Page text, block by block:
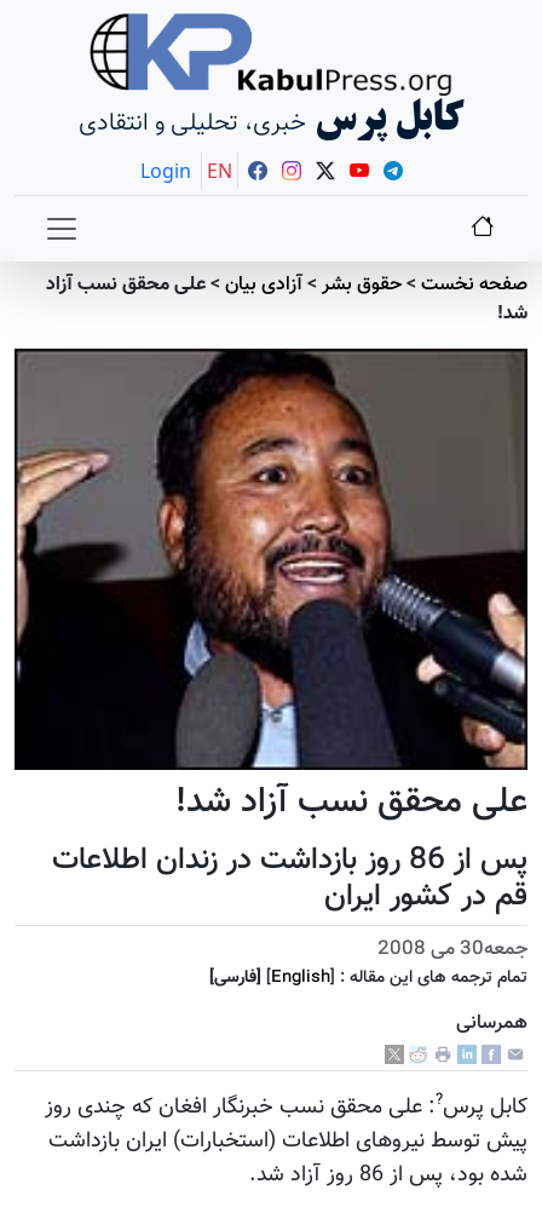
کابل پرس خبری، تحلیلی و انتقادی
Login EN
صفحه نخست>حقوق بشر>آزادی بيان>علی محقق نسب آزاد
شد!
علی محقق نسب آزاد شد!
پس از 86 روز بازداشت در زندان اطلاعات
قم در کشور ايران
جمعه30 می 2008
تمام ترجمه هاى اين مقاله : [English] [فارسى]
همرسانی
کابل پرس?: علی محقق نسب خبرنگار افغان که چندی روز
پيش توسط نيروهای اطلاعات (استخبارات) ايران بازداشت
شده بود، پس از 86 روز آزاد شد.